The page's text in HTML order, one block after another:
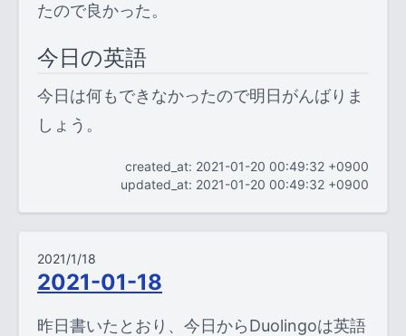
たので良かった。
今日の英語
今日は何もできなかったので明日がんばりま
しょう。
created_at: 2021-01-20 00:49:32 +0900
updated_at: 2021-01-20 00:49:32 +0900
2021/1/18
2021-01-18
昨日書いたとおり、今日からDuolingoは英語